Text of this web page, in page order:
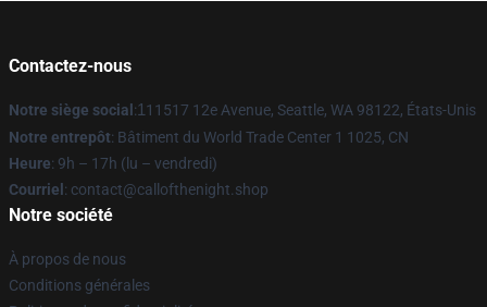
Contactez-nous
Notre siège social :1 11517 12e Avenue, Seattle, WA 98122, États-Unis
Notre entrepôt: Bâtiment du World Trade Center 1 1025, CN
Heure: 9h – 17h (lu – vendredi)
Courriel : contact@callofthenight.shop
Notre société
À propos de nous
Conditions générales